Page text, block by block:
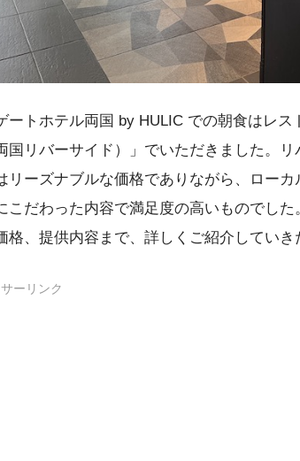
ートホテル両国 by HULIC での朝食はレ
国リバーサイド）」でいただきました。
リーズナブルな価格でありながら、ロー
こだわった内容で満足度の高いものでし
格、提供内容まで、詳しくご紹介していき
ーリンク